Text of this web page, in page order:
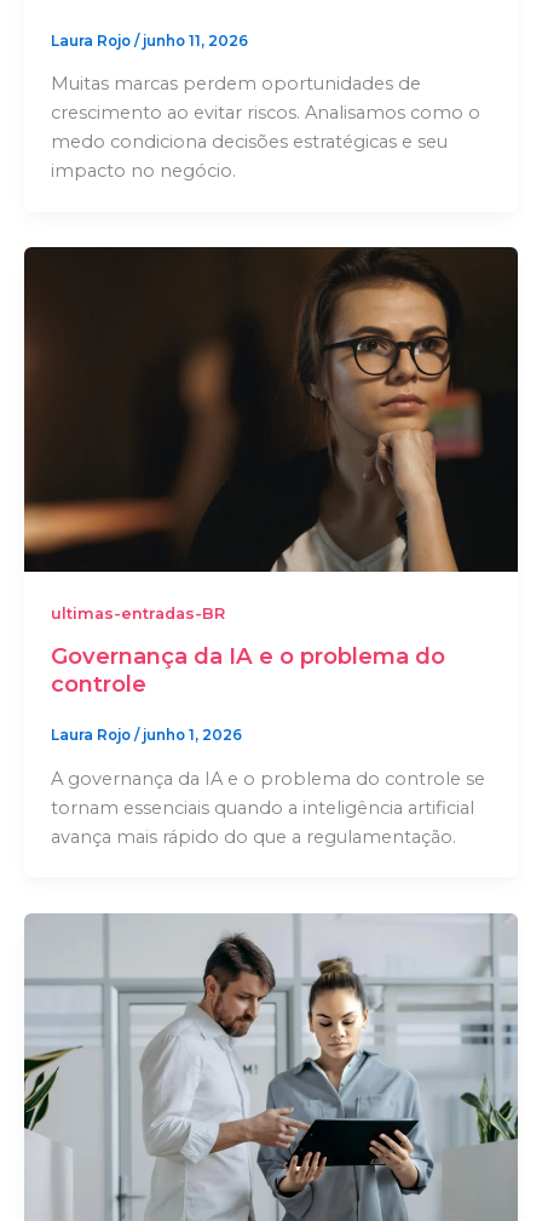
Laura Rojo / junho 11, 2026
Muitas marcas perdem oportunidades de
crescimento ao evitar riscos. Analisamos como o
medo condiciona decisões estratégicas e seu
impacto no negócio.
ultimas-entradas-BR
Governança da IA e o problema do
controle
Laura Rojo / junho 1, 2026
A governança da IA e o problema do controle se
tornam essenciais quando a inteligência artificial
avança mais rápido do que a regulamentação.